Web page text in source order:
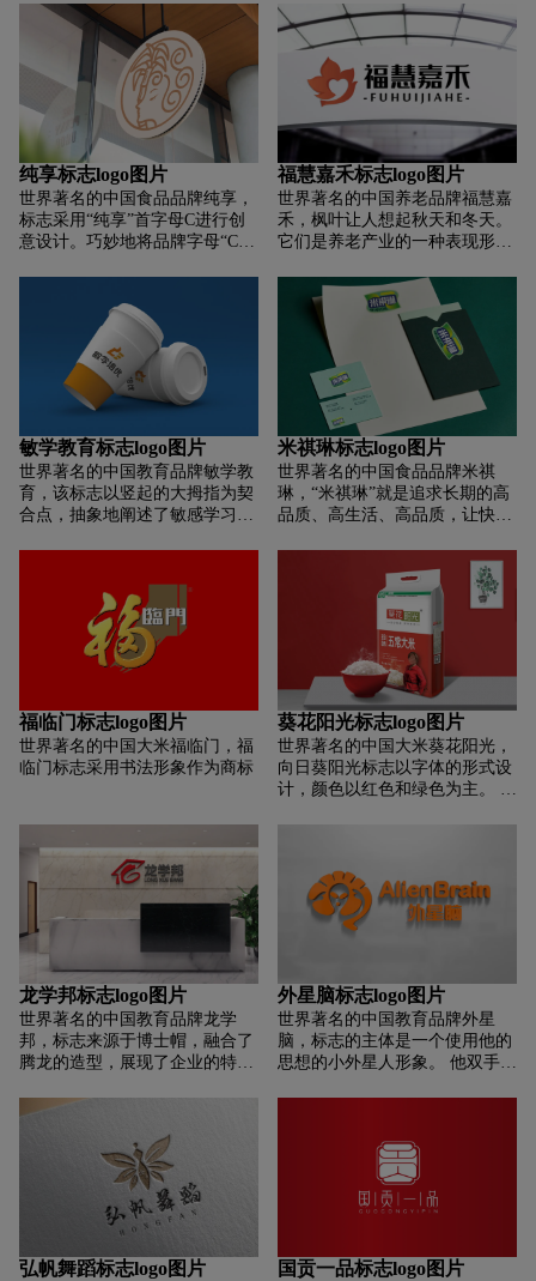
彩的运用上，蓝色代表水。水是
生命之源，具有滋养万物生命的
美德。世界上所有的动植物万物
生灵离不开水，花草树木因水而
繁盛，没有水，枯树不能春天。
同时，蓝色也代表着健康。
追求国际化和时尚的强烈视觉对
比。 在设计中，将首字母SY和
具有代表性的行业元素相结合，
形成独特的视觉符号，融合了装
饰行业的特点。 整体logo强调自
然亲和力，整体造型刚硬，有力
量感。 很好地诠释了企业的核心
需求和行业特点。
念融入标志、祥云（意为天）和
江河（地）。 还包括小麦等农作
物的形象，突出白酒的产业属
性。 整体采用中国传统纹样的表
现形式，点线面与虚实相结合的
感觉，部分龙以面实表现，部分
祥云、祥河图案以虚实表现 点与
线的结合，耐人寻味。
纯享标志logo图片
世界著名的中国食品品牌纯享，
标志采用“纯享”首字母C进行创
意设计。巧妙地将品牌字母“C”
行业特点，并具有专一性。甘蔗
是制糖的原料，而甘蔗搭配女性
的形象则表明该品牌是为注重健
康的女性而设计的，女性的头发
已经成为云南特有的图腾元素，
是云南的生产产业背景。为“纯
享”中文而设计 ,以“倩体”体现女
性优雅大气的特点，与图形含义
一致。标志整体造型稳重厚实，
寓意着品牌的远见，志存高远的
精神和争当行业大旗的进取精
品具有强烈的视觉冲击力。这样
一来，配色立刻显得大气庄重，
顺应了时代的发展趋势。国际化
意识强，时尚简洁明了，有利于
在广告、印刷等媒体中的应用和
突出，易辨认记忆！
福慧嘉禾标志logo图片
世界著名的中国养老品牌福慧嘉
禾，枫叶让人想起秋天和冬天。
它们是养老产业的一种表现形
和高尚的品质； 鸟是春天的象
征。 当影像和枫叶在一起时，人
们会看到温暖和希望。 冬春交
替，万物相生。 同时，鸟的抱
泥、筑巢、养鸟的用心，都是从
初心和天性开始的，是最真诚的
体现 用心是养老品牌的立足之
本，爱的融合使 “养老”概念的体
现。
敏学教育标志logo图片
世界著名的中国教育品牌敏学教
育，该标志以竖起的大拇指为契
合点，抽象地阐述了敏感学习、
观、积极、创新、热情的精神。
整体简洁大方，构图清晰，很有
活力，很有活力，很好的体现了
团队的精神。
米祺琳标志logo图片
世界著名的中国食品品牌米祺
琳，“米祺琳”就是追求长期的高
品质、高生活、高品质，让快消
和快乐。 整个logo以椭圆形为轮
廓，表达了米祺琳品牌的稳重与
大方。 两条流传的流光衬托着米
祺琳的成长，并有一种动态的平
衡，中国的生命与成长在大自然
中是米奇林恩“社会承诺与成长”
的中国文化的象征。
福临门标志logo图片
世界著名的中国大米福临门，福
临门标志采用书法形象作为商标
葵花阳光标志logo图片
世界著名的中国大米葵花阳光，
向日葵阳光标志以字体的形式设
计，颜色以红色和绿色为主。 倡
正宗。
龙学邦标志logo图片
世界著名的中国教育品牌龙学
邦，标志来源于博士帽，融合了
腾龙的造型，展现了企业的特
精致完美，符合行业特点，便于
静结合，线条简洁明快，积极向
上，具有强烈的视觉冲击力和艺
术感染力。 图形所构建的空间
感，展现了企业无限发展的前
外星脑标志logo图片
世界著名的中国教育品牌外星
脑，标志的主体是一个使用他的
思想的小外星人形象。 他双手指
图像的形式巧妙地与大脑的部分
相结合。 完美诠释了外星大脑的
品牌名称，也呼应了开发思维和
大脑训练的品牌诉求。 以童趣幽
体。
弘帆舞蹈标志logo图片 国贡一品标志logo图片